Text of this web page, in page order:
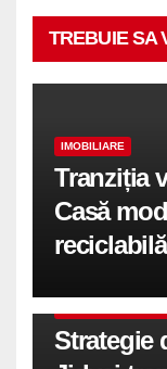
TREBUIE SA
IMOBILIARE
Tranziția
Casă
reciclabilă
Strategie